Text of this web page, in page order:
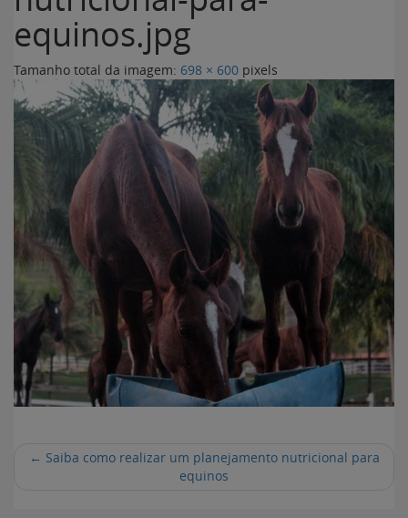
equinos.jpg
Tamanho total da imagem: 698 × 600 pixels
← Saiba como realizar um planejamento nutricional para
equinos